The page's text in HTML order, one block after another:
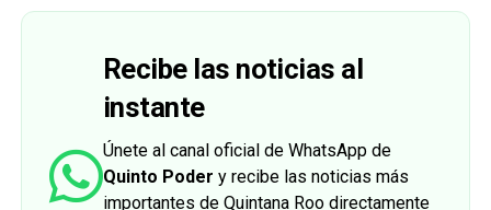
Recibe las noticias al
instante
Únete al canal oficial de WhatsApp de
Quinto Poder y recibe las noticias más
importantes de Quintana Roo directamente